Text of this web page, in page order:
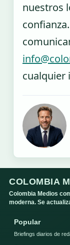
nuestros
cualquier
COLOMBIA
Colombia Medios
moderna. Se
Popular
Briefings diarios de